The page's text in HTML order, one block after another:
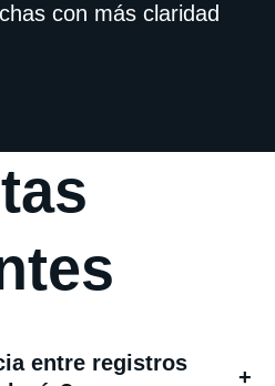
con más claridad
entre registros
+